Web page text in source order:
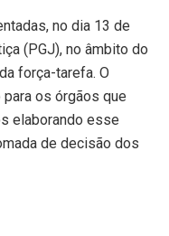
no dia 13 de
(PGJ), no âmbito do
força-tarefa. O
os órgãos que
elaborando esse
de decisão dos